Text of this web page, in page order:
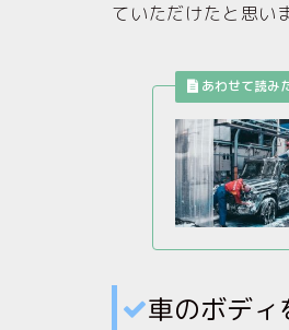
ていただけたと思い
車のボデ